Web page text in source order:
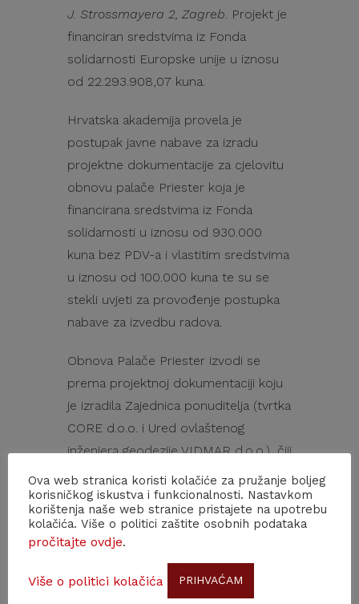
J. Strossmayera 2, Zagreb. Projekt je
financiran sredstvima iz Fonda
solidarnosti Europske unije u iznosu
od 22.293.908,07 kuna.
Hrvatska akademija provela je
postupak javne nabave za izradu
projektne dokumentacije za cjelovitu
obnovu palače Priester koja je
financirana sredstvima iz Fonda
solidarnosti u iznosu od 930.000
kuna bez PDV-a i vlastitim sredstvima
u iznosu od 100.000 kuna te su se
stekli uvjeti za provođenje postupka
nabave za izvedbu radova.
Obnova Palače Priester izvodi se
prema projektnoj dokumentaciji koju
je izradila Zajednica ponuditelja (tvrtka
CORE d.o.o. i Ured ovlaštenog
inženjera geodezije VIDMAR d.o.o.), čiji
je glavni projektant prof. dr. Željko
Peković.
Što se tiče obnove palače HAZU u
akademik Vretenar je kazao da je
Ova web stranica koristi kolačiće za pružanje boljeg
korisničkog iskustva i funkcionalnosti. Nastavkom
korištenja naše web stranice pristajete na upotrebu
kolačića. Više o politici zaštite osobnih podataka
pročitajte ovdje.
Više o politici kolačića PRIHVAĆAM